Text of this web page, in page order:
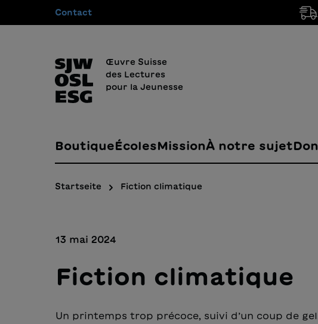
Passer à la navigation principale
Contact
Œuvre Suisse
des Lectures
pour la Jeunesse
BoutiqueÉcolesMissionÀ notre sujet
Startseite Fiction climatique
13 mai 2024
Fiction climatique
Un printemps trop précoce, suivi d’un coup de